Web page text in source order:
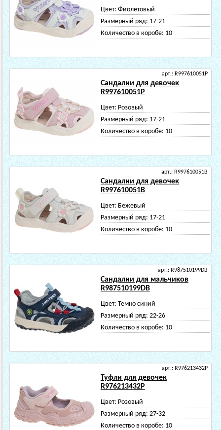
Цвет: Фиолетовый
Размерный ряд: 17-21
Количество в коробе: 10
арт.: R997610051P
Сандалии для девочек
R997610051P
Цвет: Розовый
Размерный ряд: 17-21
Количество в коробе: 10
арт.: R997610051B
Сандалии для девочек
R997610051B
Цвет: Бежевый
Размерный ряд: 17-21
Количество в коробе: 10
арт.: R987510199DB
Сандалии для мальчиков
R987510199DB
Цвет: Темно синий
Размерный ряд: 22-26
Количество в коробе: 10
арт.: R976213432P
Туфли для девочек
R976213432P
Цвет: Розовый
Размерный ряд: 27-32
Количество в коробе: 10